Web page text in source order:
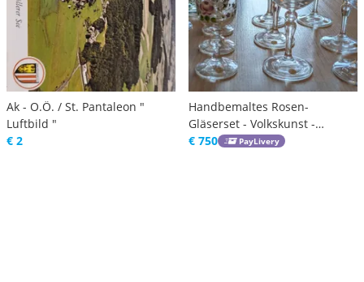
Ak - O.Ö. / St. Pantaleon "
Luftbild "
€ 2
Handbemaltes Rosen-
Gläserset - Volkskunst -
Kamerhuber St. Pantaleon -
€ 750 PayLivery